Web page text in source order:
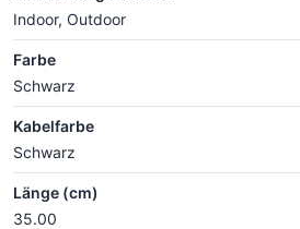
Indoor, Outdoor
Farbe
Schwarz
Kabelfarbe
Schwarz
Länge (cm)
35.00